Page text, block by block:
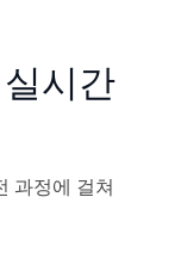
시간
과정에 걸쳐